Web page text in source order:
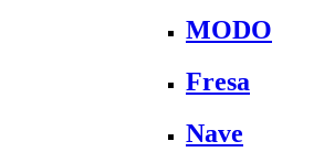
MODO
Fresa
Nave